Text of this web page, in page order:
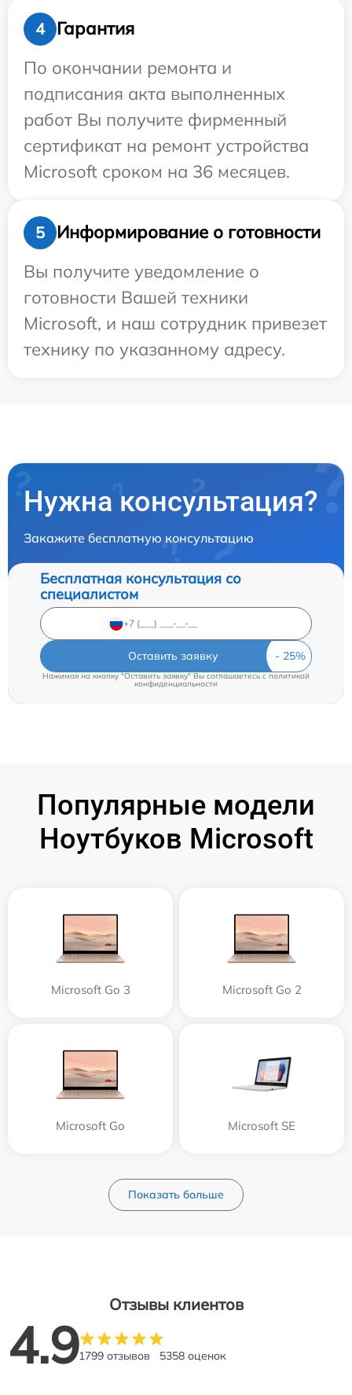
4
Гарантия
По окончании ремонта и
подписания акта выполненных
работ Вы получите фирменный
сертификат на ремонт устройства
Microsoft сроком на 36 месяцев.
5
Информирование о готовности
Вы получите уведомление о
готовности Вашей техники
Microsoft, и наш сотрудник привезет
технику по указанному адресу.
Нужна консультация?
Закажите бесплатную консультацию
Бесплатная консультация со
специалистом
Оставить заявку
Нажимая на кнопку "Оставить заявку" Вы соглашаетесь cполитикой
конфиденциальности
Популярные модели
Ноутбуков Microsoft
Microsoft Go 3 Microsoft Go 2
Microsoft Go Microsoft SE
Показать больше
Отзывы клиентов
4.91799 отзывов 5358 оценок